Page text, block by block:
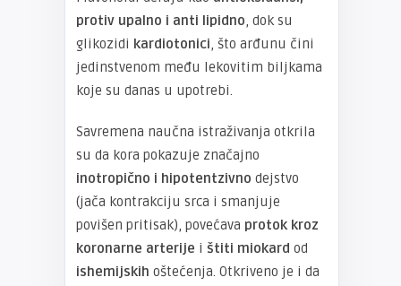
protiv upalno i anti lipidno, dok su
glikozidi kardiotonici, što arđunu čini
jedinstvenom među lekovitim biljkama
koje su danas u upotrebi.
Savremena naučna istraživanja otkrila
su da kora pokazuje značajno
inotropično i hipotentzivno dejstvo
(jača kontrakciju srca i smanjuje
povišen pritisak), povećava protok kroz
koronarne arterije i štiti miokard od
ishemijskih oštećenja. Otkriveno je i da